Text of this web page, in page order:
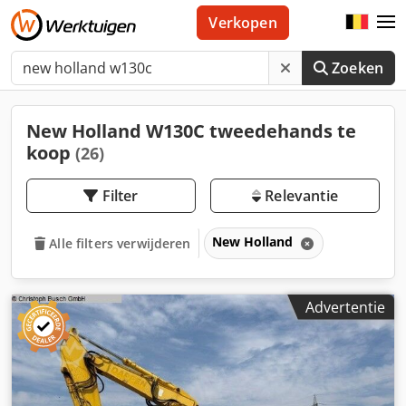
Zoeken
Verkopen
New Holland W130C tweedehands te
koop (26)
Filter Relevantie
Alle filters verwijderen New Holland
Advertentie